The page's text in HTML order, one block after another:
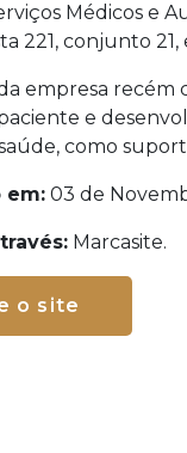
Médicos e
221, conjunto
empresa recém
e
como
em: 03 de
Marcasite.
o site